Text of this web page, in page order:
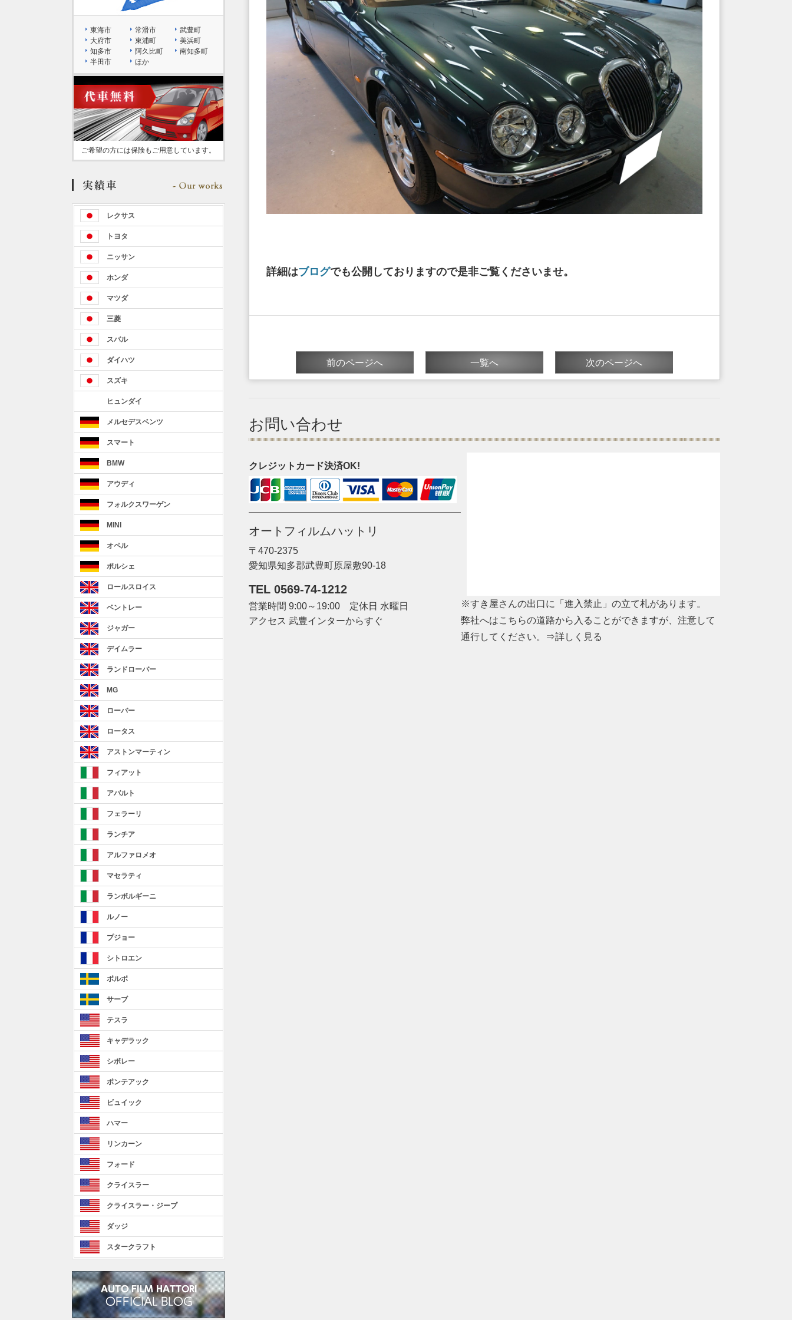
詳細はブログでも公開しておりますので是非ご覧くださいませ。
前のページへ 一覧へ 次のページへ
お問い合わせ
クレジットカード決済OK!
オートフィルムハットリ
〒470-2375
愛知県知多郡武豊町原屋敷90-18
TEL 0569-74-1212
営業時間 9:00～19:00 定休日 水曜日
アクセス 武豊インターからすぐ
※すき屋さんの出口に「進入禁止」の立て札があります。
弊社へはこちらの道路から入ることができますが、注意して
通行してください。
⇒詳しく見る
東海市 常滑市
武豊町
大府市
東浦町
美浜町
知多市
阿久比町
南知多町
半田市
ほか
ご希望の方には保険もご用意しています。
レクサス
トヨタ
ニッサン
ホンダ
マツダ
三菱
スバル
ダイハツ
スズキ
ヒュンダイ
メルセデスベンツ
スマート
BMW
アウディ
フォルクスワーゲン
MINI
オペル
ポルシェ
ロールスロイス
ベントレー
ジャガー
デイムラー
ランドローバー
MG
ローバー
ロータス
アストンマーティン
フィアット
アバルト
フェラーリ
ランチア
アルファロメオ
マセラティ
ランボルギーニ
ルノー
プジョー
シトロエン
ボルボ
サーブ
テスラ
キャデラック
シボレー
ポンテアック
ビュイック
ハマー
リンカーン
フォード
クライスラー
クライスラー・ジープ
ダッジ
スタークラフト